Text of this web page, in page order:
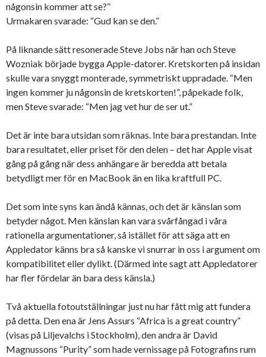
någonsin kommer att se?”
Urmakaren svarade: “Gud kan se den.”
På liknande sätt resonerade Steve Jobs när han och Steve
Wozniak började bygga Apple-datorer. Kretskorten på insidan
skulle vara snyggt monterade, symmetriskt uppradade. “Men
ingen kommer ju någonsin de kretskorten!”, påpekade folk,
men Steve svarade: “Men jag vet hur de ser ut.”
Det är inte bara utsidan som räknas. Inte bara prestandan. Inte
bara resultatet, eller priset för den delen – det har Apple visat
gång på gång när dess anhängare är beredda att betala
betydligt mer för en MacBook än en lika kraftfull PC.
Det som inte syns kan ändå kännas, och det är känslan som
betyder något. Men känslan kan vara svårfångad i våra
rationella argumentationer, så istället för att säga att en
Appledator känns bra så kanske vi snurrar in oss i argument om
kompatibilitet eller dylikt. (Därmed inte sagt att Appledatorer
har fler fördelar än bara dess känsla.)
Två aktuella fotoutställningar just nu har fått mig att fundera
på detta. Den ena är Jens Assurs “Africa is a great country”
(visas på Liljevalchs i Stockholm), den andra är David
Magnussons “Purity” som hade vernissage på Fotografins rum